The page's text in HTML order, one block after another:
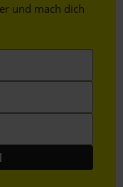
und mach dich